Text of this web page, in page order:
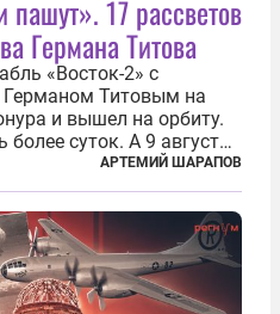
17 рассветов
Германа Титова
«Восток-2» с
Титовым на
и вышел на орбиту.
суток. А 9 августа
получил звезду Героя
Ленина. Миссия Титова
АРТЕМИЙ ШАРАПОВ